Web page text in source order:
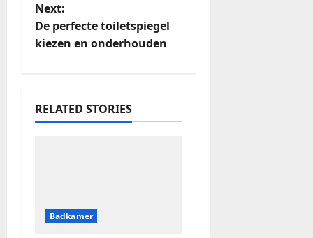
Next:
De perfecte toiletspiegel
kiezen en onderhouden
RELATED STORIES
Badkamer